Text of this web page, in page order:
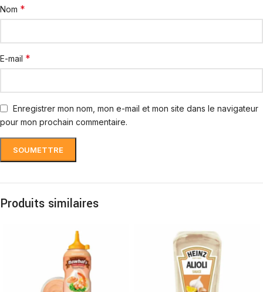
Nom *
E-mail *
Enregistrer mon nom, mon e-mail et mon site dans le navigateur
pour mon prochain commentaire.
Produits similaires